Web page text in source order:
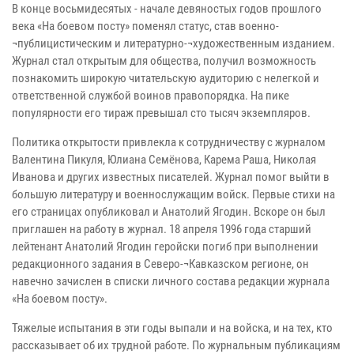
В конце восьмидесятых - начале девяностых годов прошлого
века «На боевом посту» поменял статус, став военно-
¬публицистическим и литературно-¬художественным изданием.
Журнал стал открытым для общества, получил возможность
познакомить широкую читательскую аудиторию с нелегкой и
ответственной службой воинов правопорядка. На пике
популярности его тираж превышал сто тысяч экземпляров.
Политика открытости привлекла к сотрудничеству с журналом
Валентина Пикуля, Юлиана Семёнова, Карема Раша, Николая
Иванова и других известных писателей. Журнал помог выйти в
большую литературу и военнослужащим войск. Первые стихи на
его страницах опубликовал и Анатолий Ягодин. Вскоре он был
приглашен на работу в журнал. 18 апреля 1996 года старший
лейтенант Анатолий Ягодин геройски погиб при выполнении
редакционного задания в Северо-¬Кавказском регионе, он
навечно зачислен в списки личного состава редакции журнала
«На боевом посту».
Тяжелые испытания в эти годы выпали и на войска, и на тех, кто
рассказывает об их трудной работе. По журнальным публикациям